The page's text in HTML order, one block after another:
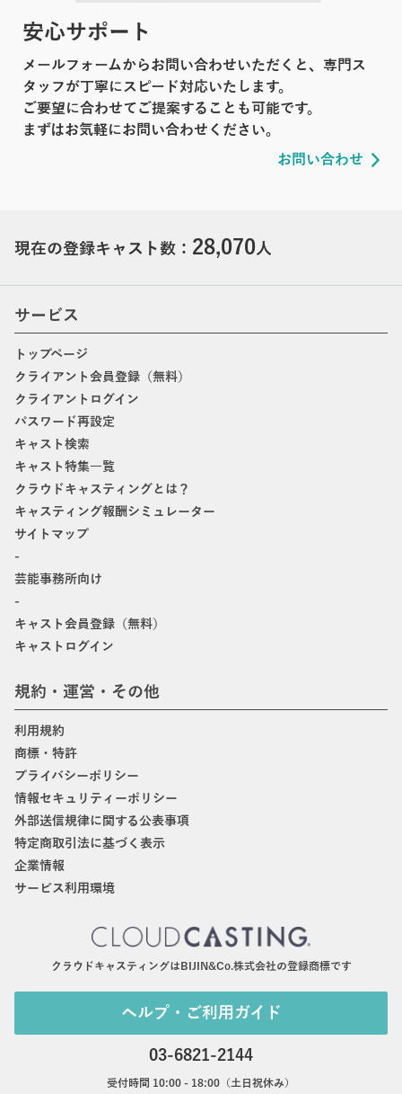
安心サポート
メールフォームからお問い合わせいただくと、専門ス
タッフが丁寧にスピード対応いたします。
ご要望に合わせてご提案することも可能です。
まずはお気軽にお問い合わせください。
お問い合わせ
現在の登録キャスト数： 28,070人
サービス
トップページ
クライアント会員登録（無料）
クライアントログイン
パスワード再設定
キャスト検索
キャスト特集一覧
クラウドキャスティングとは？
キャスティング報酬シミュレーター
サイトマップ
-
芸能事務所向け
-
キャスト会員登録（無料）
キャストログイン
規約・運営・その他
利用規約
商標・特許
プライバシーポリシー
情報セキュリティーポリシー
外部送信規律に関する公表事項
特定商取引法に基づく表示
企業情報
サービス利用環境
クラウドキャスティングはBIJIN&Co.株式会社の登録商標です
ヘルプ・ご利用ガイド
03-6821-2144
受付時間 10:00 - 18:00（土日祝休み）